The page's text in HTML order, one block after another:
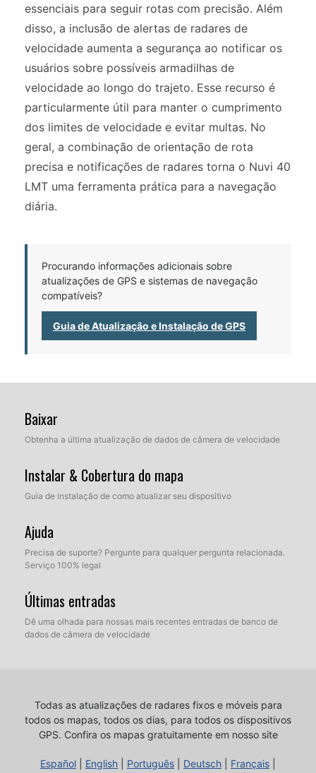
essenciais para seguir rotas com precisão. Além
disso, a inclusão de alertas de radares de
velocidade aumenta a segurança ao notificar os
usuários sobre possíveis armadilhas de
velocidade ao longo do trajeto. Esse recurso é
particularmente útil para manter o cumprimento
dos limites de velocidade e evitar multas. No
geral, a combinação de orientação de rota
precisa e notificações de radares torna o Nuvi 40
LMT uma ferramenta prática para a navegação
diária.
Procurando informações adicionais sobre
atualizações de GPS e sistemas de navegação
compatíveis?
Guia de Atualização e Instalação de GPS
Baixar
Obtenha a última atualização de dados de câmera de velocidade
Instalar & Cobertura do mapa
Guia de instalação de como atualizar seu dispositivo
Ajuda
Precisa de suporte? Pergunte para qualquer pergunta relacionada.
Serviço 100% legal
Últimas entradas
Dê uma olhada para nossas mais recentes entradas de banco de
dados de câmera de velocidade
Todas as atualizações de radares fixos e móveis para
todos os mapas, todos os dias, para todos os dispositivos
GPS. Confira os mapas gratuitamente em nosso site
Español English Português Deutsch Français